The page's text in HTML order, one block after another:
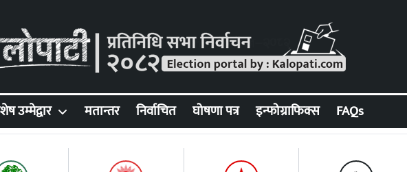
उम्मेद्वार मतान्तर निर्वाचित घोषणा पत्र इन्फोग्राफिक्स FAQs